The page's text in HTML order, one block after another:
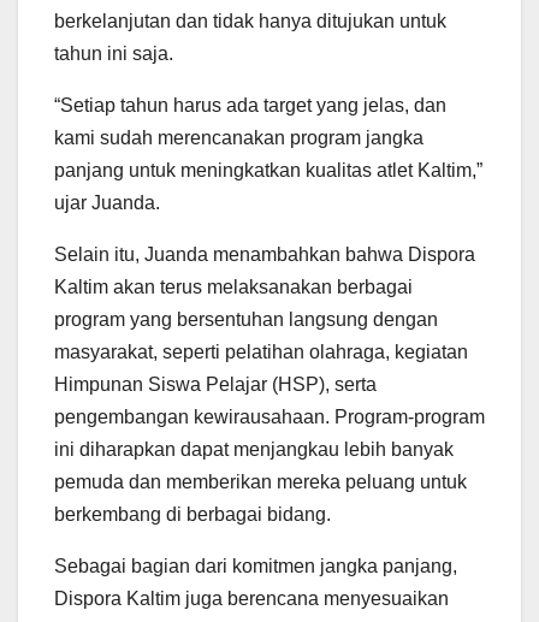
berkelanjutan dan tidak hanya ditujukan untuk
tahun ini saja.
“Setiap tahun harus ada target yang jelas, dan
kami sudah merencanakan program jangka
panjang untuk meningkatkan kualitas atlet Kaltim,”
ujar Juanda.
Selain itu, Juanda menambahkan bahwa Dispora
Kaltim akan terus melaksanakan berbagai
program yang bersentuhan langsung dengan
masyarakat, seperti pelatihan olahraga, kegiatan
Himpunan Siswa Pelajar (HSP), serta
pengembangan kewirausahaan. Program-program
ini diharapkan dapat menjangkau lebih banyak
pemuda dan memberikan mereka peluang untuk
berkembang di berbagai bidang.
Sebagai bagian dari komitmen jangka panjang,
Dispora Kaltim juga berencana menyesuaikan